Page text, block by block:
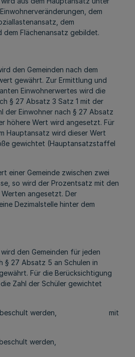
dem
dem
Flächenansatz gebildet.
den Gemeinden nach dem
gewährt. Zur Ermittlung und
Einwohnerwertes wird die
§ 27 Absatz 3 Satz 1 mit der
der Einwohner nach § 27 Absatz
höhere Wert wird angesetzt. Für
Hauptansatz wird dieser Wert
gewichtet (Hauptansatzstaffel
einer Gemeinde zwischen zwei
so wird der Prozentsatz mit den
angesetzt. Der
Dezimalstelle hinter dem
den Gemeinden für jeden
§ 27 Absatz 5 an Schulen in
Für die Berücksichtigung
Zahl der Schüler gewichtet
beschult werden, mit
beschult werden,